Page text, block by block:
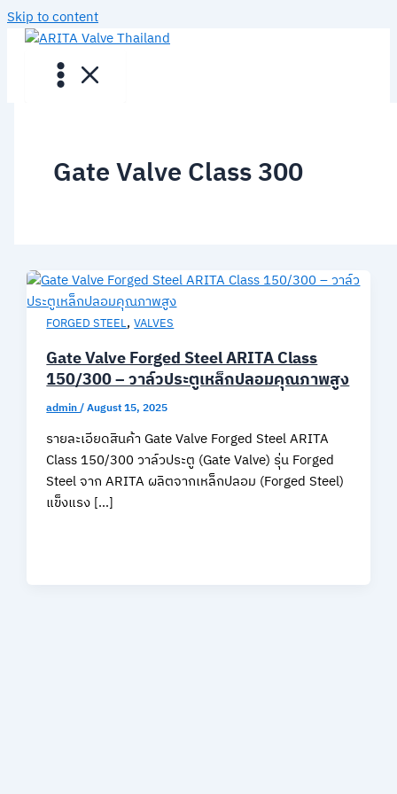
Skip to content
Gate Valve Class 300
FORGED STEEL,VALVES
Gate Valve Forged Steel ARITA Class
150/300 – วาล์วประตูเหล็กปลอมคุณภาพสูง
admin/August 15, 2025
รายละเอียดสินค้า Gate Valve Forged Steel ARITA
Class 150/300 วาล์วประตู (Gate Valve) รุ่น Forged
Steel จาก ARITA ผลิตจากเหล็กปลอม (Forged Steel)
แข็งแรง […]